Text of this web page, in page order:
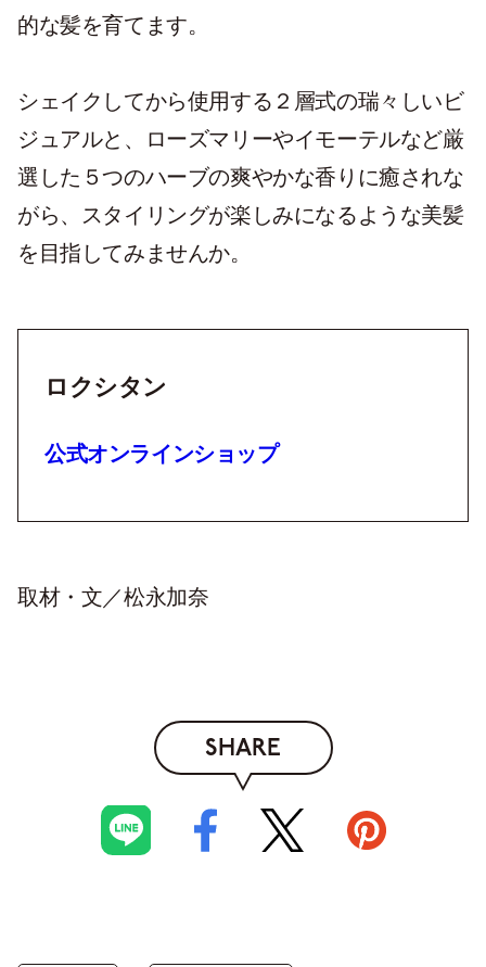
的な髪を育てます。
シェイクしてから使用する２層式の瑞々しいビ
ジュアルと、ローズマリーやイモーテルなど厳
選した５つのハーブの爽やかな香りに癒されな
がら、スタイリングが楽しみになるような美髪
を目指してみませんか。
ロクシタン
公式オンラインショップ
取材・文／松永加奈
SHARE